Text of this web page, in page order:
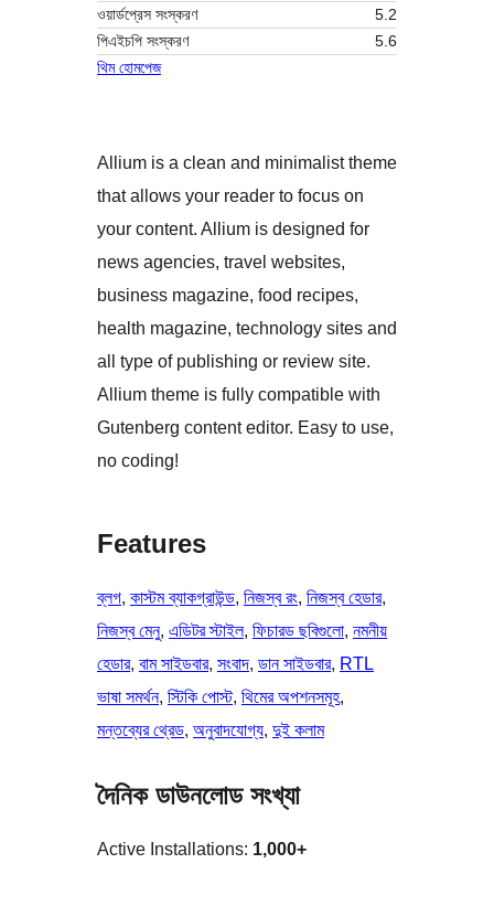
ওয়ার্ডপ্রেস সংস্করণ
5.2
পিএইচপি সংস্করণ
5.6
থিম হোমপেজ
Allium is a clean and minimalist theme
that allows your reader to focus on
your content. Allium is designed for
news agencies, travel websites,
business magazine, food recipes,
health magazine, technology sites and
all type of publishing or review site.
Allium theme is fully compatible with
Gutenberg content editor. Easy to use,
no coding!
Features
ব্লগ, কাস্টম ব্যাকগ্রাউন্ড, নিজস্ব রং, নিজস্ব হেডার
নিজস্ব মেনু, এডিটর স্টাইল, ফিচারড ছবিগুলো, নমনীয়
হেডার, বাম সাইডবার, সংবাদ, ডান সাইডবার, RTL
ভাষা সমর্থন, স্টিকি পোস্ট, থিমের অপশনসমূহ
মন্তব্যের থ্রেড, অনুবাদযোগ্য, দুই কলাম
দৈনিক ডাউনলোড সংখ্যা
Active Installations: 1,000+